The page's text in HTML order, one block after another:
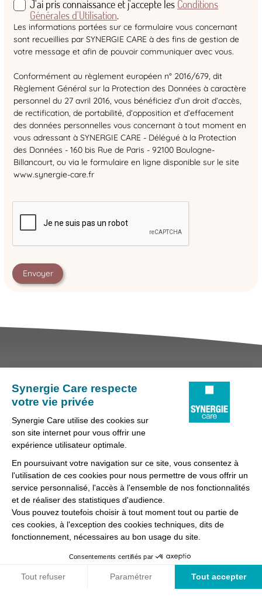
J'ai pris connaissance et j'accepte les Conditions
Générales d'Utilisation.
Les informations portées sur ce formulaire vous concernant
sont recueillies par SYNERGIE CARE à des fins de gestion de
votre message et afin de pouvoir communiquer avec vous.
Conformément au règlement européen n° 2016/679, dit
Règlement Général sur la Protection des Données à caractère
personnel du 27 avril 2016, vous bénéficiez d’un droit d’accès,
de rectification, de portabilité, d’opposition et d’effacement
des données personnelles vous concernant à tout moment en
vous adressant à SYNERGIE CARE - Délégué à la Protection
des Données - 160 bis Rue de Paris - 92100 Boulogne-
Billancourt, ou via le formulaire en ligne disponible sur le site
www.synergie-care.fr
Nous contacter
Conditions générales d'utilisation et mentions légales
Lanceur d'alertes
Protection des données
Préférences des cookies
Synergie Care, réseau d'agences d'emploi spécialisées dans
la délégation de personnel médical et paramédical, filiale du